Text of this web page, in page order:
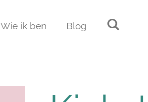
Wie ik ben Blog